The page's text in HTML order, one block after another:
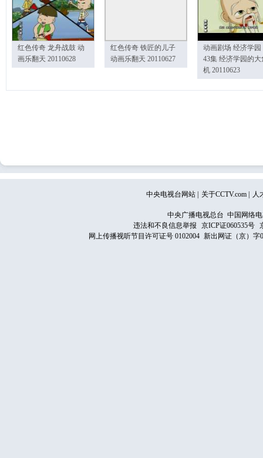
红色传奇 龙舟战鼓 动
画乐翻天 20110628
红色传奇 铁匠的儿子
动画乐翻天 20110627
动画剧场 经济学园
43集 经济学园的大
机 20110623
中央电视台网站 关于CCTV.com 人
中央广播电视总台 中国网络
违法和不良信息举报
京ICP证060535号
网上传播视听节目许可证号 0102004 新出网证（京）